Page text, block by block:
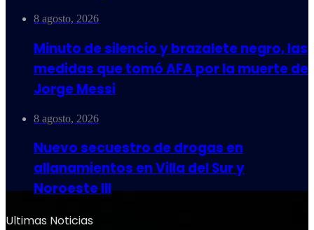
8 agosto, 2026
Minuto de silencio y brazalete negro, las
medidas que tomó AFA por la muerte de
Jorge Messi
8 agosto, 2026
Nuevo secuestro de drogas en
allanamientos en Villa del Sur y
Noroeste III
Ultimas Noticias